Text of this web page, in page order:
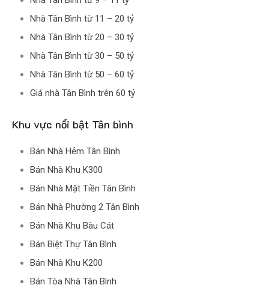
Nhà Tân Bình từ 11 – 20 tỷ
Nhà Tân Bình từ 20 – 30 tỷ
Nhà Tân Bình từ 30 – 50 tỷ
Nhà Tân Bình từ 50 – 60 tỷ
Giá nhà Tân Bình trên 60 tỷ
Khu vực nổi bật Tân bình
Bán Nhà Hẻm Tân Bình
Bán Nhà Khu K300
Bán Nhà Mặt Tiền Tân Bình
Bán Nhà Phường 2 Tân Bình
Bán Nhà Khu Bàu Cát
Bán Biệt Thự Tân Bình
Bán Nhà Khu K200
Bán Tòa Nhà Tân Bình